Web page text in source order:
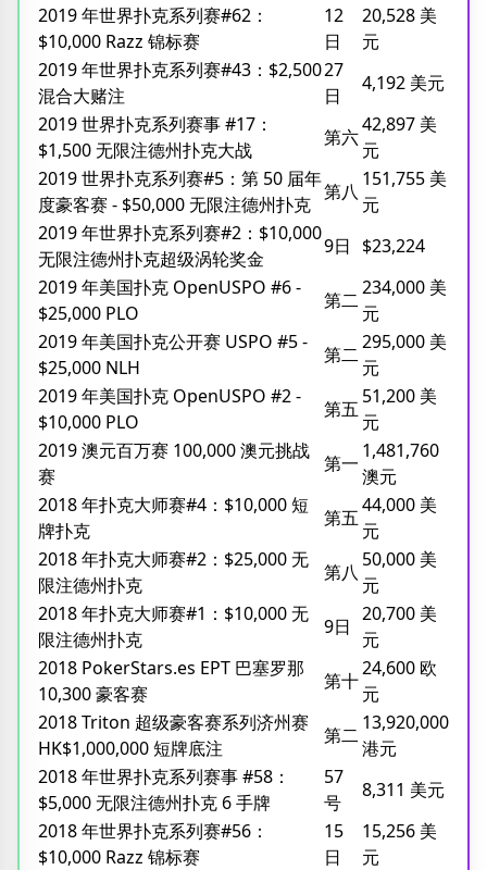
2019 年世界扑克系列赛#62：
$10,000 Razz 锦标赛
12
日
20,528 美
元
2019 年世界扑克系列赛#43：$2,500
混合大赌注
27
日
4,192 美元
2019 世界扑克系列赛事 #17：
$1,500 无限注德州扑克大战
第六
42,897 美
元
2019 世界扑克系列赛#5：第 50 届年
度豪客赛 - $50,000 无限注德州扑克
第八
151,755 美
元
2019 年世界扑克系列赛#2：$10,000
无限注德州扑克超级涡轮奖金
9日 $23,224
2019 年美国扑克 OpenUSPO #6 -
$25,000 PLO
第二
234,000 美
元
2019 年美国扑克公开赛 USPO #5 -
$25,000 NLH
第二
295,000 美
元
2019 年美国扑克 OpenUSPO #2 -
$10,000 PLO
第五
51,200 美
元
2019 澳元百万赛 100,000 澳元挑战
赛
第一
1,481,760
澳元
2018 年扑克大师赛#4：$10,000 短
牌扑克
第五
44,000 美
元
2018 年扑克大师赛#2：$25,000 无
限注德州扑克
第八
50,000 美
元
2018 年扑克大师赛#1：$10,000 无
限注德州扑克
9日
20,700 美
元
2018 PokerStars.es EPT 巴塞罗那
10,300 豪客赛
第十
24,600 欧
元
2018 Triton 超级豪客赛系列济州赛
HK$1,000,000 短牌底注
第二
13,920,000
港元
2018 年世界扑克系列赛事 #58：
$5,000 无限注德州扑克 6 手牌
57
号
8,311 美元
2018 年世界扑克系列赛#56：
$10,000 Razz 锦标赛
15
日
15,256 美
元